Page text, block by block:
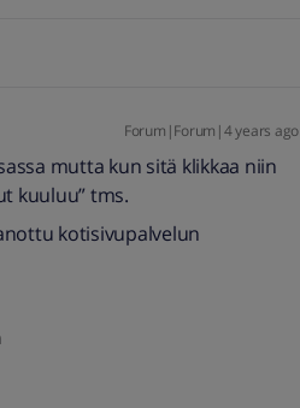
Forum|Forum|4 years ago
mutta kun sitä klikkaa niin
kuuluu” tms.
kotisivupalvelun